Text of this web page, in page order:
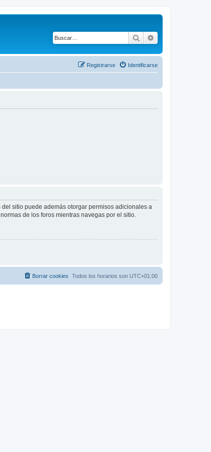
Buscar
Identificarse
Registrarse
sitio puede además otorgar permisos adicionales a
de los foros mientras navegas por el sitio.
Todos los horarios son UTC+01:00
Borrar cookies